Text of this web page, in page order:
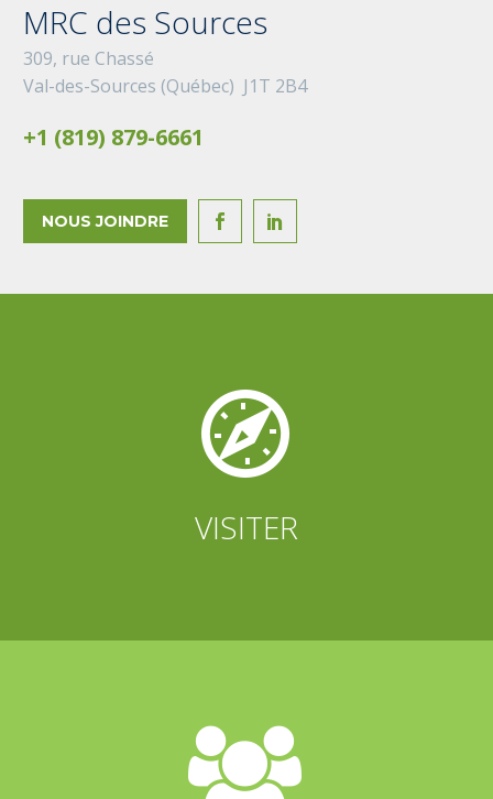
MRC des Sources
309, rue Chassé
Val-des-Sources (Québec) J1T 2B4
+1 (819) 879-6661
NOUS JOINDRE  


VISITER